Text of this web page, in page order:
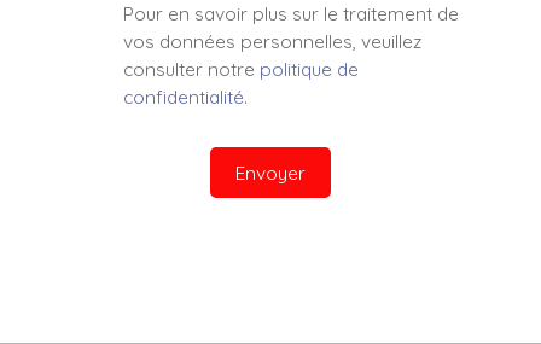
Pour en savoir plus sur le traitement de
vos données personnelles, veuillez
consulter notre politique de
confidentialité.
Envoyer